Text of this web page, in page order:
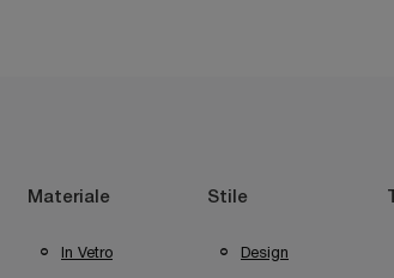
Materiale
In Vetro
Stile
Design